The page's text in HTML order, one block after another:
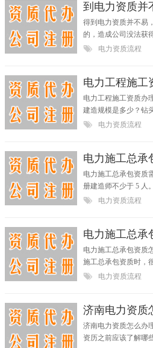
到电力资质并
得到电力资质并不易
的，造成公司没法获
电力资质流程
电力工程施工
电力工程施工资质办
建造规模是多少？钻
电力资质流程
电力施工总承
电力施工总承包资质
册建造师不少于 5 人
电力资质流程
电力施工总承
电力施工总承包资质
施工总承包资质时，
电力资质流程
济南电力资质
济南电力资质怎么办
资历之前应该了解哪